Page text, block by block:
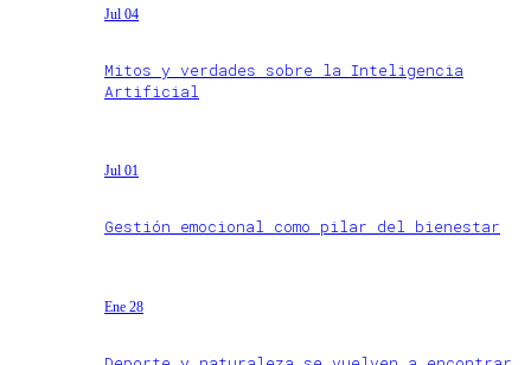
Jul 04
Mitos y verdades sobre la Inteligencia
Artificial
Jul 01
Gestión emocional como pilar del bienestar
Ene 28